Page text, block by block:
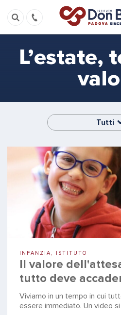
L’estate,
Tutti
INFANZIA, ISTITUTO
Il valore
tutto deve
Viviamo in un tempo in cui
essere immediato. Un video